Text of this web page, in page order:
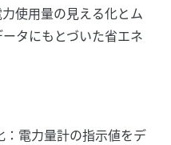
使用量の見える化とム
タにもとづいた省エネ
電力量計の指示値をデ